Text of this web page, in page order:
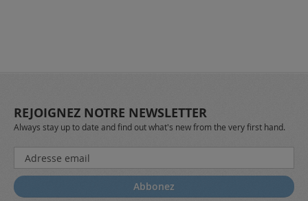
REJOIGNEZ NOTRE NEWSLETTER
Always stay up to date and find out what's new from the very first hand.
Inscription
à
notre
lettre
Abbonez